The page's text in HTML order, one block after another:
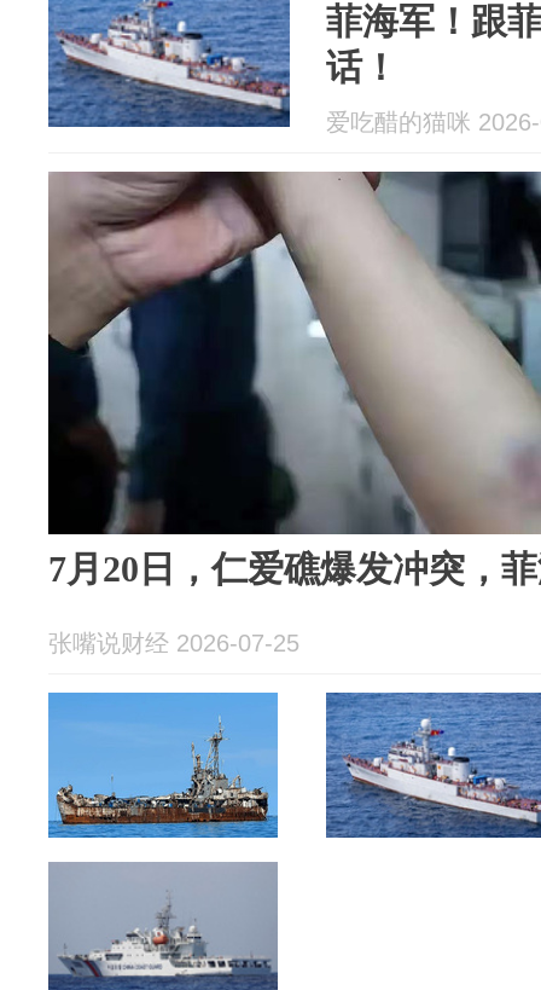
菲海军！跟
话！
爱吃醋的猫咪
7月20日，仁爱礁爆发冲突，
张嘴说财经 2026-07-25